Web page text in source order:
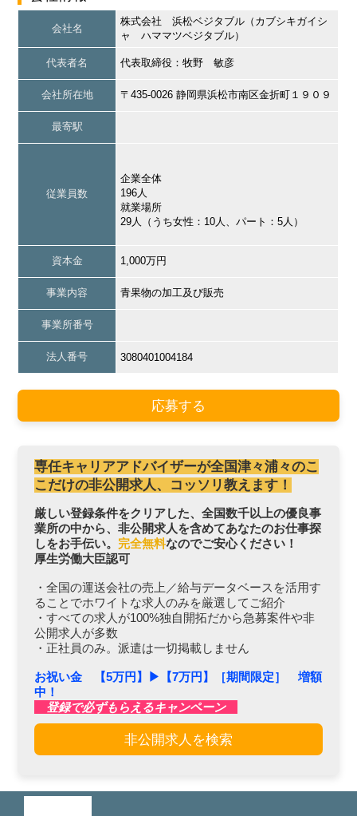
会社名
株式会社 浜松ベジタブル（カブシキガイシ
ャ ハママツベジタブル）
代表者名 代表取締役：牧野 敏彦
会社所在地 〒435-0026 静岡県浜松市南区金折町１９０９
最寄駅
従業員数
企業全体
196人
就業場所
29人（うち女性：10人、パート：5人）
資本金 1,000万円
事業内容 青果物の加工及び販売
事業所番号
法人番号 3080401004184
応募する
専任キャリアアドバイザーが全国津々浦々のこ
こだけの非公開求人、コッソリ教えます！
厳しい登録条件をクリアした、全国数千以上の優良事
業所の中から、非公開求人を含めてあなたのお仕事探
しをお手伝い。 完全無料なのでご安心ください！
厚生労働大臣認可
・全国の運送会社の売上／給与データベースを活用す
ることでホワイトな求人のみを厳選してご紹介
・すべての求人が100%独自開拓だから急募案件や非
公開求人が多数
・正社員のみ。派遣は一切掲載しません
お祝い金 【5万円】▶︎【7万円】［期間限定］ 増額
中！
登録で必ずもらえるキャンペーン
非公開求人を検索